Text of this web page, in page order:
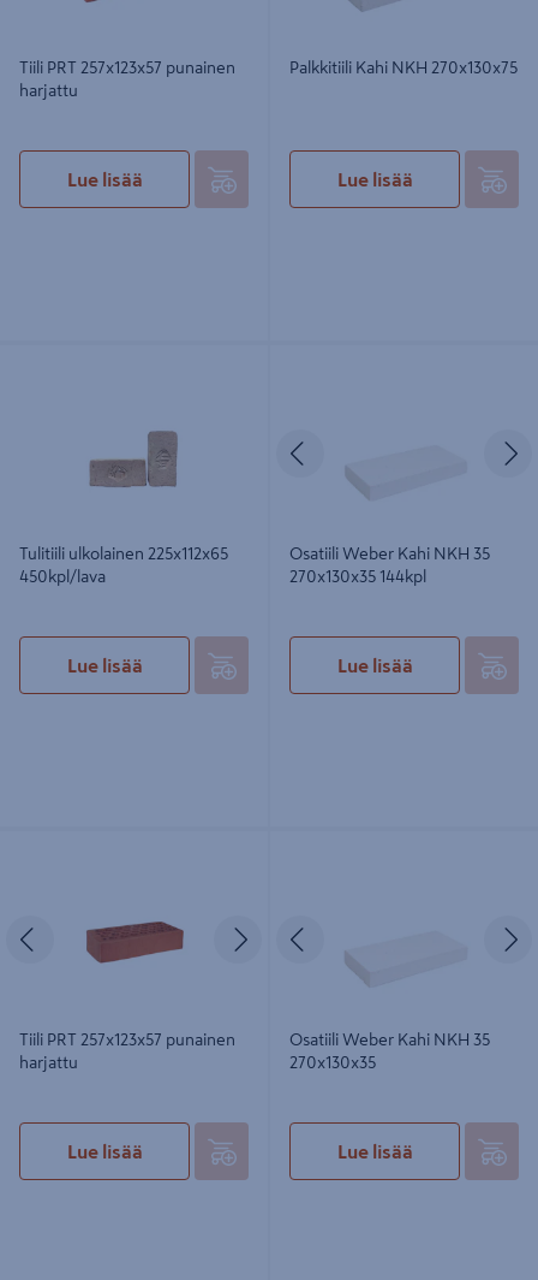
Tiili PRT 257x123x57 punainen
harjattu
Lue lisää
Palkkitiili Kahi NKH 270x130x75
Lue lisää
Tulitiili ulkolainen 225x112x65
450kpl/lava
Lue lisää
Osatiili Weber Kahi NKH 35
270x130x35 144kpl
Lue lisää
Edellinen Seuraava
Tiili PRT 257x123x57 punainen
harjattu
Lue lisää
Osatiili Weber Kahi NKH 35
270x130x35
Lue lisää